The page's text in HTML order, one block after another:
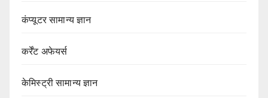
कंप्यूटर सामान्य ज्ञान
कर्रेंट अफेयर्स
केमिस्ट्री सामान्य ज्ञान